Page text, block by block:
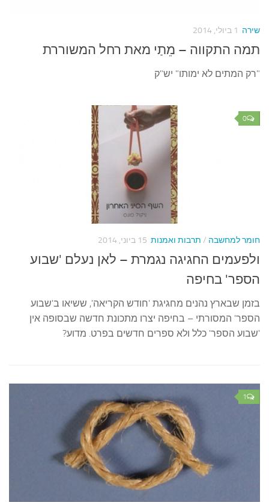
סבתא מספרת
נווה הבלוגים
קשר משפחתי
כתבו אלינו
שירה 1 ביולי, 2014
תמה התקווה – מֵתַי מאת רחל המשוררת
"רק המתים לא ימותו" יש"ק
0
חומר למחשבה / תרבות ואמנות 15 ביוני, 2014
ולפעמים החגיגה נגמרת – לאן נעלם 'שבוע
הספר' בחיפה
בזמן שבארץ נהנים מחגיגת 'חודש הקריאה', ששיאו ב'שבוע
הספר' המסורתי – בחיפה יצרו מתכונת חדשה שבסופה אין
'שבוע הספר' כלל ולא ספרים חדשים בפרט. מדוע?
1